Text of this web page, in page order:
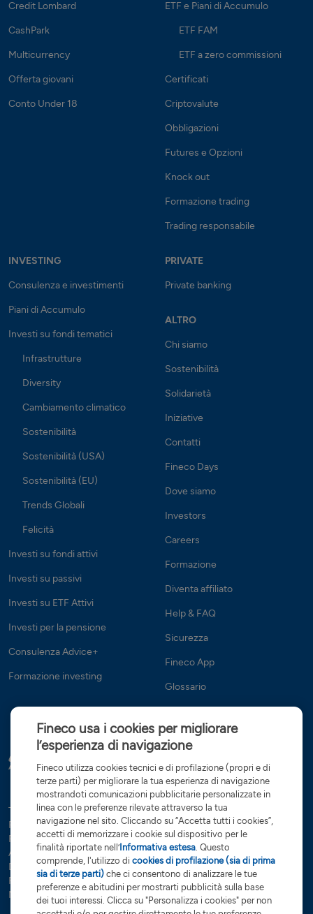
Credit Lombard
CashPark
Multicurrency
Offerta giovani
Conto Under 18
ETF e Piani di Accumulo
ETF FAM
ETF a zero commissioni
Certificati
Criptovalute
Obbligazioni
Futures e Opzioni
Knock out
Formazione trading
Trading responsabile
INVESTING
Consulenza e investimenti
Piani di Accumulo
Investi su fondi tematici
Infrastrutture
Diversity
Cambiamento climatico
Sostenibilità
Sostenibilità (USA)
Sostenibilità (EU)
Trends Globali
Felicità
Investi su fondi attivi
Investi su passivi
Investi su ETF Attivi
Investi per la pensione
Consulenza Advice+
Formazione investing
PRIVATE
Private banking
ALTRO
Chi siamo
Sostenibilità
Solidarietà
Iniziative
Contatti
Fineco Days
Dove siamo
Investors
Careers
Formazione
Diventa affiliato
Help & FAQ
Sicurezza
Fineco App
Glossario
Tutte le condizioni Trasparenza Reclami e ricorsi
Rapporti dormienti
Dati Societari
Servizi di investimento
Preferenze cookies
Governance
Arbitro controversie finanziarie
Open Banking
Dichiarazione di accessibilità
Whistleblowing
Risoluzione bancaria
Sostenibilità (SFDR)
Glossario
Note Legali
Fineco usa i cookies per migliorare
l’esperienza di navigazione
Fineco utilizza cookies tecnici e di profilazione (propri e di
terze parti) per migliorare la tua esperienza di navigazione
mostrandoti comunicazioni pubblicitarie personalizzate in
linea con le preferenze rilevate attraverso la tua
navigazione nel sito. Cliccando su “Accetta tutti i cookies”,
accetti di memorizzare i cookie sul dispositivo per le
finalità riportate nell’Informativa estesa. Questo
comprende, l'utilizzo di cookies di profilazione (sia di prima
sia di terze parti)che ci consentono di analizzare le tue
preferenze e abitudini per mostrarti pubblicità sulla base
dei tuoi interessi. Clicca su "Personalizza i cookies" per non